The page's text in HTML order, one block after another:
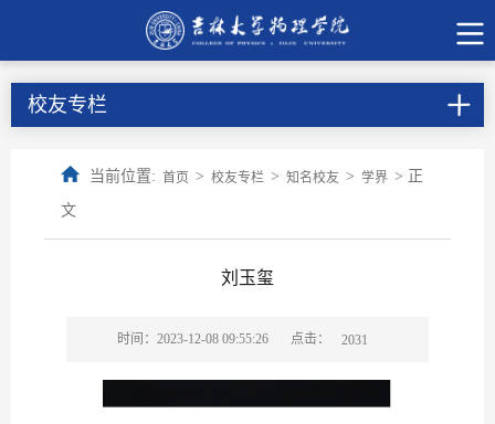
校友专栏
当前位置: 首页 > 校友专栏 > 知名校友 > 学界 > 正
文
刘玉玺
时间：2023-12-08 09:55:26 点击： 2031